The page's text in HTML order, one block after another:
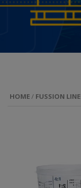
HOME / FUSSION LINE